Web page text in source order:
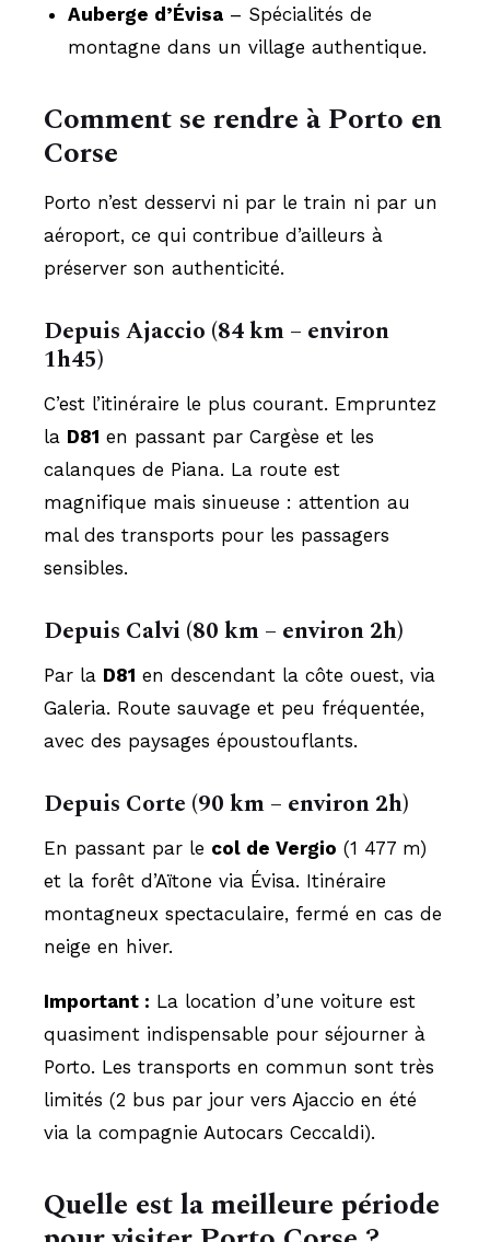
Auberge d’Évisa – Spécialités de
montagne dans un village authentique.
Comment se rendre à Porto en
Corse
Porto n’est desservi ni par le train ni par un
aéroport, ce qui contribue d’ailleurs à
préserver son authenticité.
Depuis Ajaccio (84 km – environ
1h45)
C’est l’itinéraire le plus courant. Empruntez
la D81 en passant par Cargèse et les
calanques de Piana. La route est
magnifique mais sinueuse : attention au
mal des transports pour les passagers
sensibles.
Depuis Calvi (80 km – environ 2h)
Par la D81 en descendant la côte ouest, via
Galeria. Route sauvage et peu fréquentée,
avec des paysages époustouflants.
Depuis Corte (90 km – environ 2h)
En passant par le col de Vergio (1 477 m)
et la forêt d’Aïtone via Évisa. Itinéraire
montagneux spectaculaire, fermé en cas de
neige en hiver.
Important : La location d’une voiture est
quasiment indispensable pour séjourner à
Porto. Les transports en commun sont très
limités (2 bus par jour vers Ajaccio en été
via la compagnie Autocars Ceccaldi).
Quelle est la meilleure période